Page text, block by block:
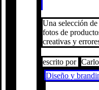
Una selección
fotos de
creativas y
escrito por
Diseño y